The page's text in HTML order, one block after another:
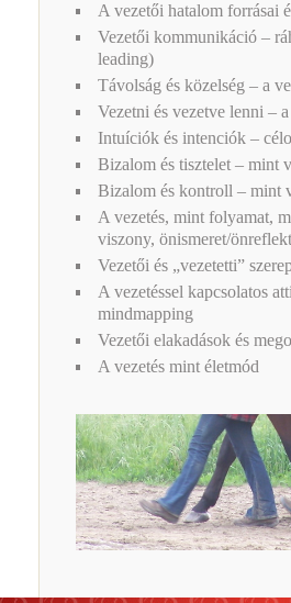
A vezetői hatalom forrásai
Vezetői kommunikáció –
leading)
Távolság és közelség – a
Vezetni és vezetve lenni –
Intuíciók és intenciók –
Bizalom és tisztelet – mint
Bizalom és kontroll – mint
A vezetés, mint folyamat,
viszony, önismeret/
Vezetői és „vezetetti”
A vezetéssel kapcsolatos
mindmapping
Vezetői elakadások és
A vezetés mint életmód